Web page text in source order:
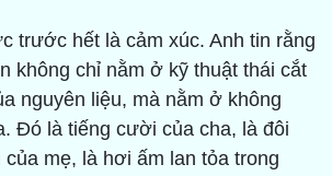
trước hết là cảm xúc. Anh tin rằng
không chỉ nằm ở kỹ thuật thái cắt
nguyên liệu, mà nằm ở không
Đó là tiếng cười của cha, là đôi
của mẹ, là hơi ấm lan tỏa trong